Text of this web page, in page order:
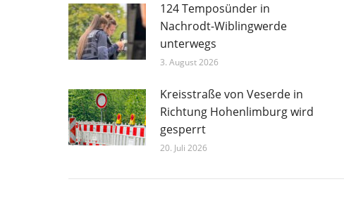
124 Temposünder in
Nachrodt-Wiblingwerde
unterwegs
3. August 2026
Kreisstraße von Veserde in
Richtung Hohenlimburg wird
gesperrt
20. Juli 2026